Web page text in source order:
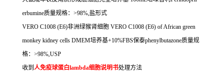
erbumine质量规格： >98%, 盐形式
VERO C1008 (E6)非洲绿猴肾细胞 VERO C1008 (E6) of African green
monkey kidney cells DMEM培养基+10%FBS保泰phenylbutazone质量规
格： >98%,USP
收到 人免疫球蛋白lambda细胞说明书处理方法